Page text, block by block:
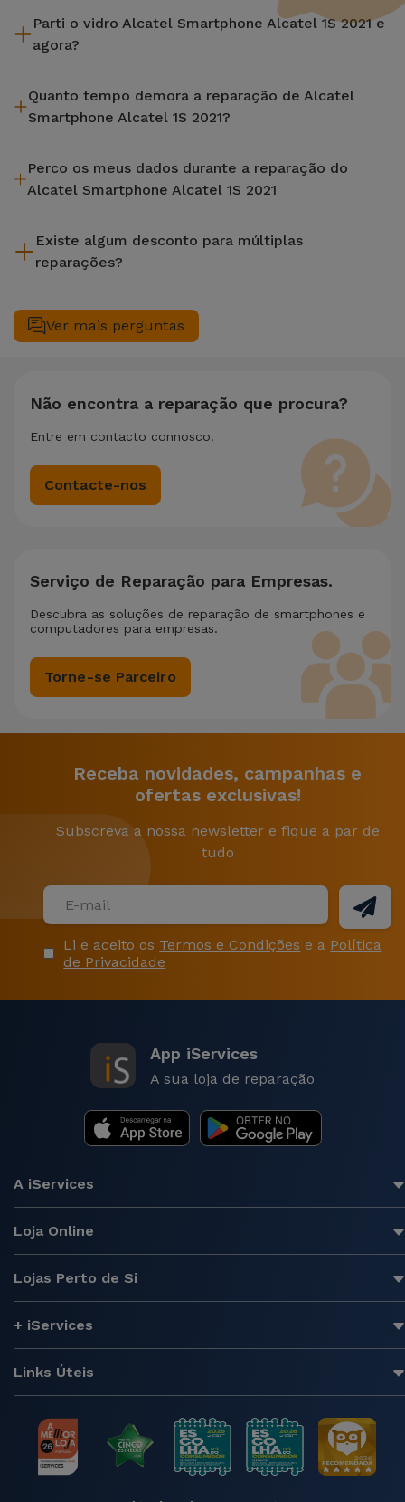
Parti o vidro Alcatel Smartphone Alcatel 1S 2021 e
agora?
a loja mais próxima de si.
Quanto tempo demora a reparação de Alcatel
Smartphone Alcatel 1S 2021?
efetuada em aproximadamente 20 a 30 minutos.
Perco os meus dados durante a reparação do
Alcatel Smartphone Alcatel 1S 2021
sempre recomendável fazer um backup. A página também
menciona um serviço de Passagem de Dados (29,95 €) caso
Existe algum desconto para múltiplas
reparações?
seu equipamento. Caso o seu Alcatel Smartphone Alcatel 1S
2021 necessite de duas ou mais intervenções técnicas
Ver mais perguntas
Não encontra a reparação que procura?
Entre em contacto connosco.
Contacte-nos
Serviço de Reparação para Empresas.
Descubra as soluções de reparação de smartphones e
computadores para empresas.
Torne-se Parceiro
Receba novidades, campanhas e
ofertas exclusivas!
Subscreva a nossa newsletter e fique a par de
tudo
Li e aceito os Termos e Condições e a Política
de Privacidade
App iServices
A sua loja de reparação
A iServices
Loja Online
Lojas Perto de Si
+ iServices
Links Úteis